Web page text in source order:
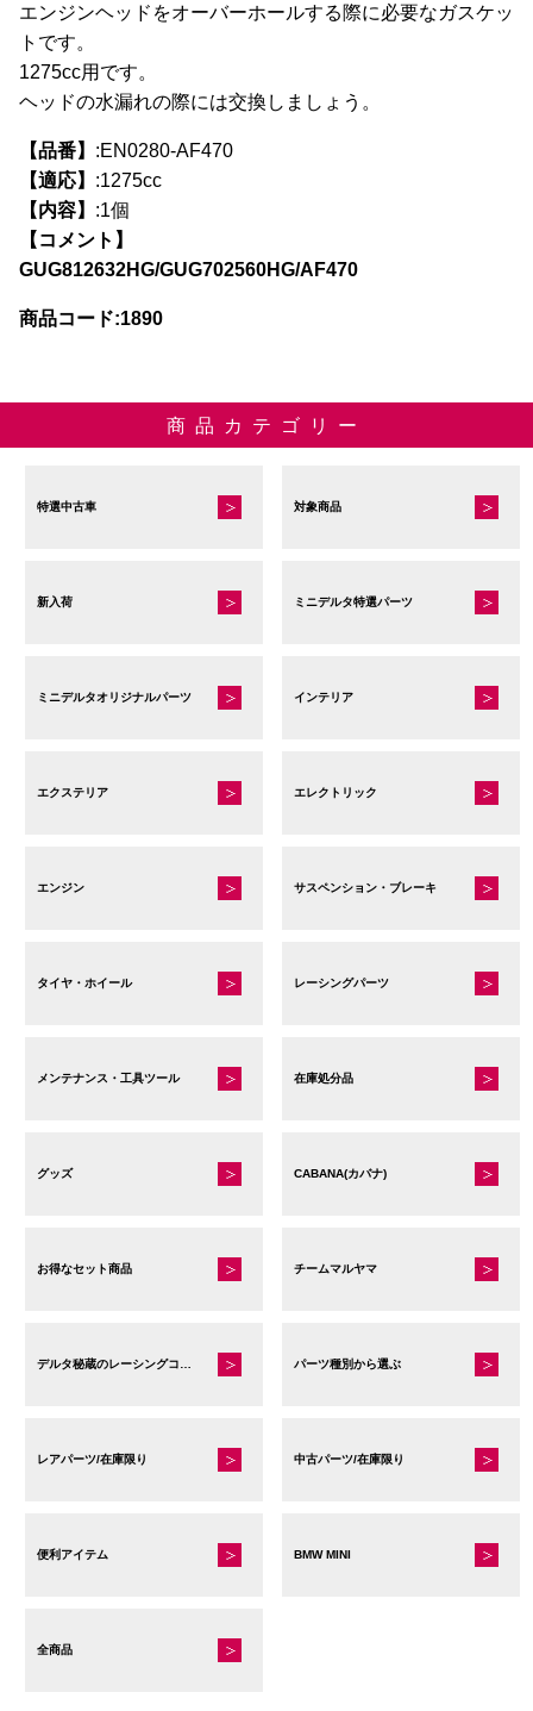
エンジンヘッドをオーバーホールする際に必要なガスケッ
トです。
1275cc用です。
ヘッドの水漏れの際には交換しましょう。
【品番】 :EN0280-AF470
【適応】 :1275cc
【内容】 :1個
【コメント】
GUG812632HG/GUG702560HG/AF470
商品コード:1890
商品カテゴリー
特選中古車 対象商品
新入荷 ミニデルタ特選パーツ
ミニデルタオリジナルパーツ インテリア
エクステリア エレクトリック
エンジン サスペンション・ブレーキ
タイヤ・ホイール レーシングパーツ
メンテナンス・工具ツール 在庫処分品
グッズ CABANA(カバナ)
お得なセット商品 チームマルヤマ
パーツ種別から選ぶ
レアパーツ/在庫限り 中古パーツ/在庫限り
便利アイテム BMW MINI
全商品